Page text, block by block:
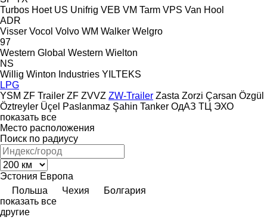
Turbos Hoet US Unifrig VEB VM Tarm VPS Van Hool
ADR
Visser Vocol Volvo WM Walker Welgro
97
Western Global Western Wielton
NS
Willig Winton Industries YILTEKS
LPG
YSM ZF Trailer ZF ZVVZ ZW-Trailer Zasta Zorzi Çarsan Özgül
Öztreyler Üçel Paslanmaz Şahin Tanker ОдАЗ ТЦ ЭХО
показать все
Место расположения
Поиск по радиусу
Эстония Европа
Польша
Чехия
Болгария
показать все
другие